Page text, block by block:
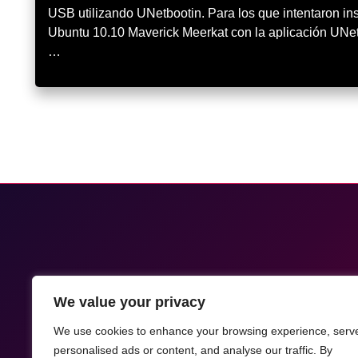
We value your privacy
We use cookies to enhance your browsing experience,
personalised ads or content, and analyse our traffic. By
USB utilizando UNetbootin. Para los que intentaron
Ubuntu 10.10 Maverick Meerkat con la aplicación
…